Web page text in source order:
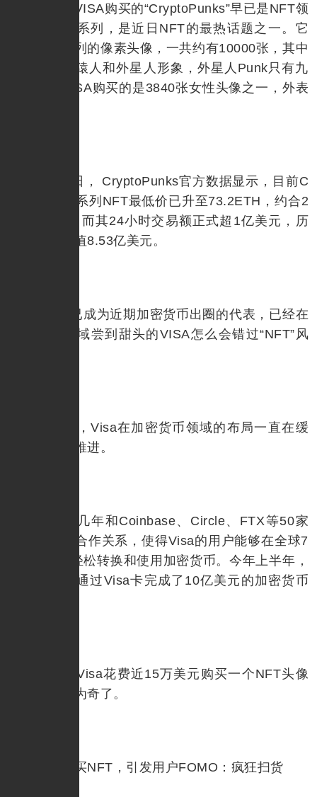
此次被VISA购买的“CryptoPunks”早已是NFT领
域中的明星系列，是近日NFT的最热话题之一。它
本质是一系列的像素头像，一共约有10000张，其中
最值钱的是猿人和外星人形象，外星人Punk只有九
张。此次VISA购买的是3840张女性头像之一，外表
8月24日， CryptoPunks官方数据显示，目前C
ryptoPunks系列NFT最低价已升至73.2ETH，约合2
4.2万美元。而其24小时交易额正式超1亿美元，历
史总销售价值8.53亿美元。
“NFT”已成为近期加密货币出圈的代表，已经在
加密货币领域尝到甜头的VISA怎么会错过“NFT”风
事实上，Visa在加密货币领域的布局一直在缓
慢而持续地推进。
Visa近几年和Coinbase、Circle、FTX等50家
公司建立了合作关系，使得Visa的用户能够在全球7
000万商户轻松转换和使用加密货币。今年上半年，
全球消费者通过Visa卡完成了10亿美元的加密货币
而今，Visa花费近15万美元购买一个NFT头像
也变得不足为奇了。
Visa购买NFT，引发用户FOMO：疯狂扫货